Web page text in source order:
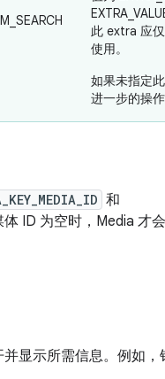
此 extra 应仅
使用。
如果未指定
进一步的操作
和
ID 为空时，Media 才
显示所需信息。例如，